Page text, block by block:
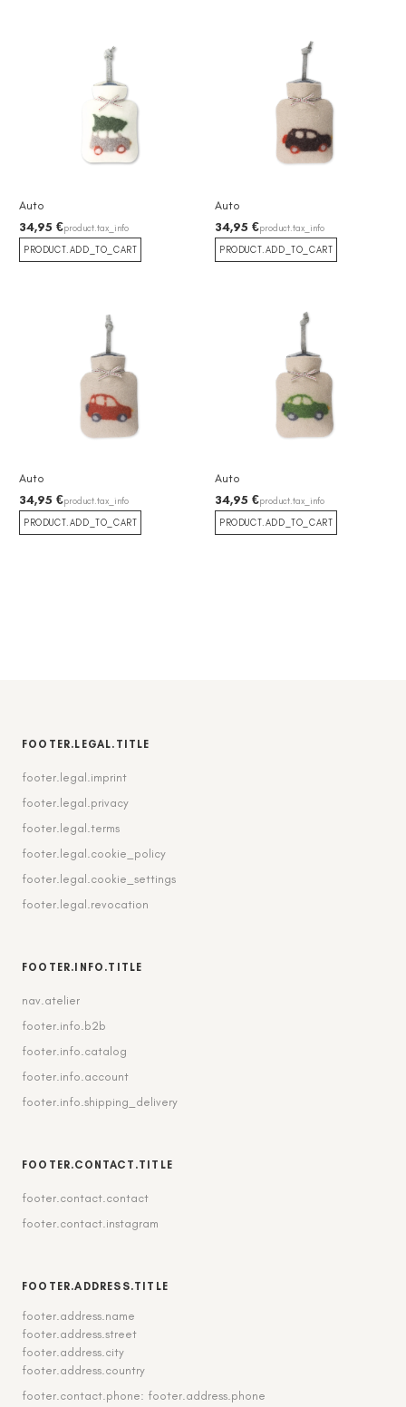
Auto
34,95 €product.tax_info
PRODUCT.ADD_TO_CART
Auto
34,95 €product.tax_info
PRODUCT.ADD_TO_CART
Auto
34,95 €product.tax_info
PRODUCT.ADD_TO_CART
Auto
34,95 €product.tax_info
PRODUCT.ADD_TO_CART
FOOTER.LEGAL.TITLE
footer.legal.imprint
footer.legal.privacy
footer.legal.terms
footer.legal.cookie_policy
footer.legal.cookie_settings
footer.legal.revocation
FOOTER.INFO.TITLE
nav.atelier
footer.info.b2b
footer.info.catalog
footer.info.account
footer.info.shipping_delivery
FOOTER.CONTACT.TITLE
footer.contact.contact
footer.contact.instagram
FOOTER.ADDRESS.TITLE
footer.address.name
footer.address.street
footer.address.city
footer.address.country
footer.contact.phone: footer.address.phone